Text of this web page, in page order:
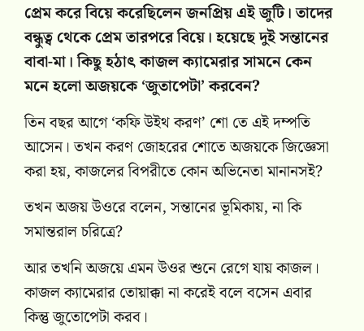
প্রেম করে বিয়ে করেছিলেন জনপ্রিয় এই জুটি। তাদের
বন্ধুত্ব থেকে প্রেম তারপরে বিয়ে। হয়েছে দুই সন্তানের
বাবা-মা। কিছু হঠাৎ কাজল ক্যামেরার সামনে কেন
মনে হলো অজয়কে ‘জুতাপেটা’ করবেন?
তিন বছর আগে ‘কফি উইথ করণ’ শো তে এই দম্পতি
আসেন। তখন করণ জোহরের শোতে অজয়কে জিজ্ঞেসা
করা হয়, কাজলের বিপরীতে কোন অভিনেতা মানানসই?
তখন অজয় উওরে বলেন, সন্তানের ভূমিকায়, না কি
সমান্তরাল চরিত্রে?
আর তখনি অজয়ে এমন উওর শুনে রেগে যায় কাজল।
কাজল ক্যামেরার তোয়াক্কা না করেই বলে বসেন এবার
কিন্তু জুতোপেটা করব।